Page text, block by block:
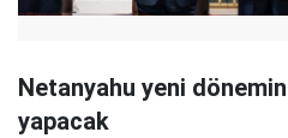
Netanyahu yeni
yapacak